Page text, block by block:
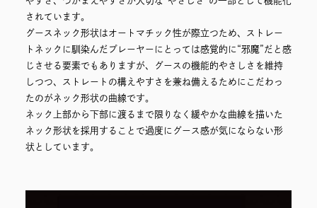
されています。
グースネック形状はオートマチック性が際立つため、ストレー
トネックに馴染んだプレーヤーにとっては感覚的に“邪魔”だと感
じさせる要素でもありますが、グースの機能的やさしさを維持
しつつ、ストレートの構えやすさを兼ね備えるためにこだわっ
たのがネック形状の曲線です。
ネック上部から下部に渡るまで限りなく緩やかな曲線を描いた
ネック形状を採用することで過度にグース感が気にならない形
状としています。